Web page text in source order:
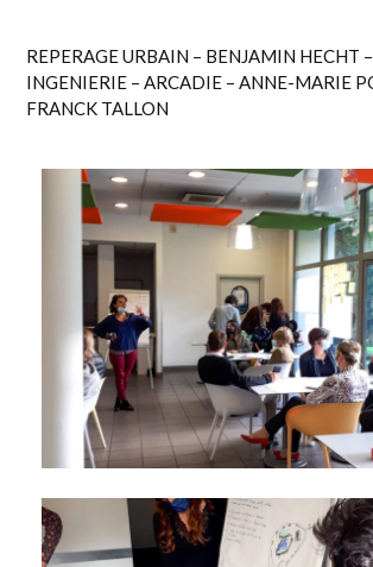
REPERAGE URBAIN – BENJAMIN HECHT
INGENIERIE – ARCADIE – ANNE-MARIE
FRANCK TALLON